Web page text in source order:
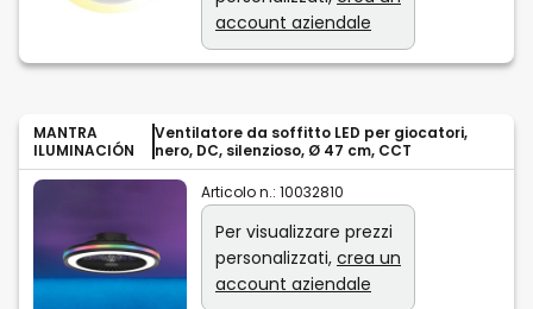
account aziendale
MANTRA
ILUMINACIÓN
Ventilatore da soffitto LED per giocatori,
nero, DC, silenzioso, Ø 47 cm, CCT
Articolo n.: 10032810
Per visualizzare prezzi
personalizzati, crea un
account aziendale